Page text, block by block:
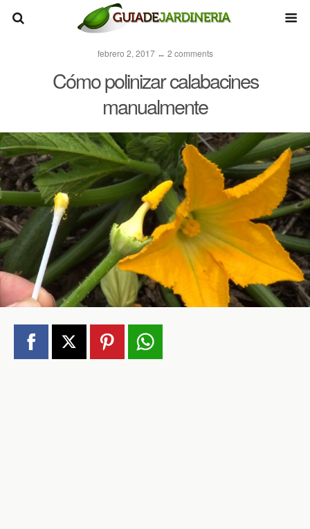
febrero 2, 2017 ↔ 2 comments
Cómo polinizar calabacines
manualmente